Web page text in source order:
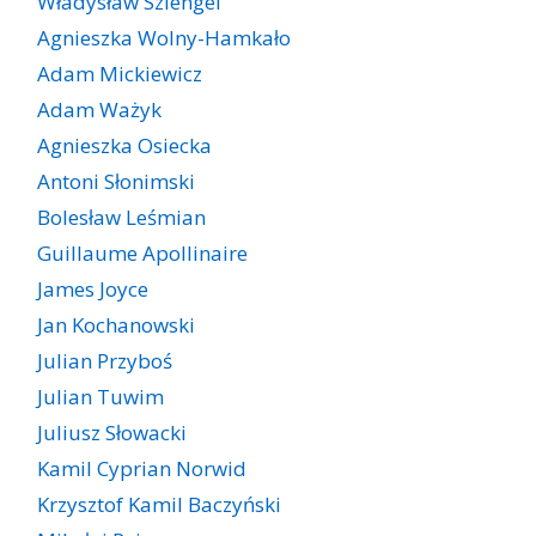
Agnieszka Wolny-Hamkało
Adam Mickiewicz
Adam Ważyk
Agnieszka Osiecka
Antoni Słonimski
Bolesław Leśmian
Guillaume Apollinaire
James Joyce
Jan Kochanowski
Julian Przyboś
Julian Tuwim
Juliusz Słowacki
Kamil Cyprian Norwid
Krzysztof Kamil Baczyński